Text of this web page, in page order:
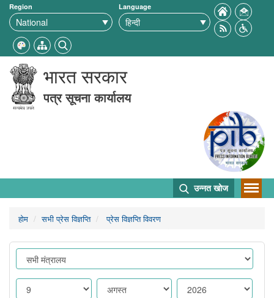
Region Language
भारत सरकार
पत्र सूचना कार्यालय
उन्नत खोज
होम सभी प्रेस विज्ञप्ति प्रेस विज्ञप्ति विवरण